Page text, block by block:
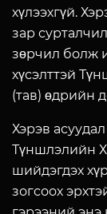
хүлээхгүй.
зар
зөрчил болж
хүсэлттэй
(тав) өдрийн
Хэрэв
Түншлэлийн
шийдэгдэх
зогсоох